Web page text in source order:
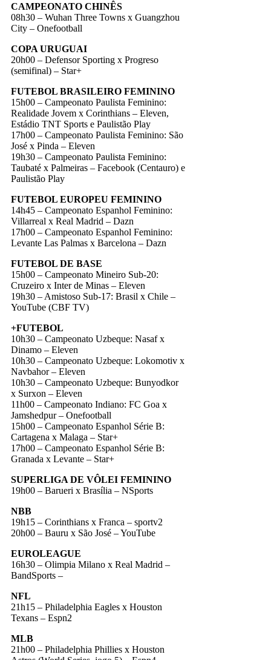
CAMPEONATO CHINÊS
08h30 – Wuhan Three Towns x Guangzhou
City – Onefootball
COPA URUGUAI
20h00 – Defensor Sporting x Progreso
(semifinal) – Star+
FUTEBOL BRASILEIRO FEMININO
15h00 – Campeonato Paulista Feminino:
Realidade Jovem x Corinthians – Eleven,
Estádio TNT Sports e Paulistão Play
17h00 – Campeonato Paulista Feminino: São
José x Pinda – Eleven
19h30 – Campeonato Paulista Feminino:
Taubaté x Palmeiras – Facebook (Centauro) e
Paulistão Play
FUTEBOL EUROPEU FEMININO
14h45 – Campeonato Espanhol Feminino:
Villarreal x Real Madrid – Dazn
17h00 – Campeonato Espanhol Feminino:
Levante Las Palmas x Barcelona – Dazn
FUTEBOL DE BASE
15h00 – Campeonato Mineiro Sub-20:
Cruzeiro x Inter de Minas – Eleven
19h30 – Amistoso Sub-17: Brasil x Chile –
YouTube (CBF TV)
+FUTEBOL
10h30 – Campeonato Uzbeque: Nasaf x
Dinamo – Eleven
10h30 – Campeonato Uzbeque: Lokomotiv x
Navbahor – Eleven
10h30 – Campeonato Uzbeque: Bunyodkor
x Surxon – Eleven
11h00 – Campeonato Indiano: FC Goa x
Jamshedpur – Onefootball
15h00 – Campeonato Espanhol Série B:
Cartagena x Malaga – Star+
17h00 – Campeonato Espanhol Série B:
Granada x Levante – Star+
SUPERLIGA DE VÔLEI FEMININO
19h00 – Barueri x Brasília – NSports
NBB
19h15 – Corinthians x Franca – sportv2
20h00 – Bauru x São José – YouTube
EUROLEAGUE
16h30 – Olimpia Milano x Real Madrid –
BandSports –
NFL
21h15 – Philadelphia Eagles x Houston
Texans – Espn2
MLB
21h00 – Philadelphia Phillies x Houston